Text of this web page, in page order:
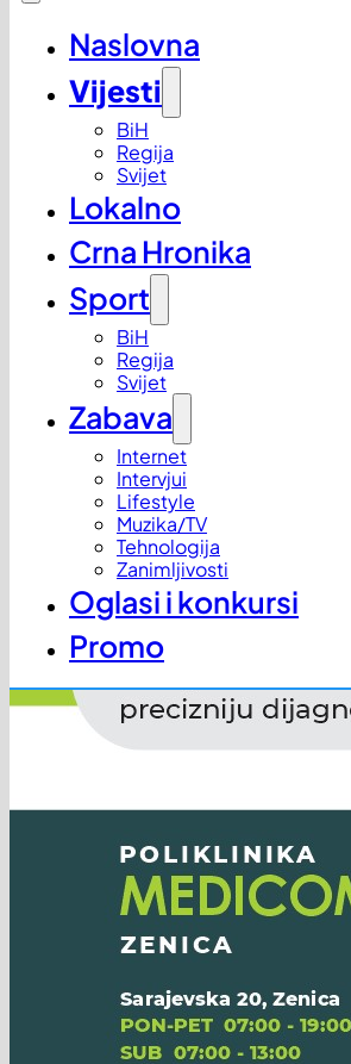
Naslovna
Vijesti
BiH
Regija
Svijet
Lokalno
Crna Hronika
Sport
BiH
Regija
Svijet
Zabava
Internet
Intervjui
Lifestyle
Muzika/TV
Tehnologija
Zanimljivosti
Oglasi i konkursi
Promo